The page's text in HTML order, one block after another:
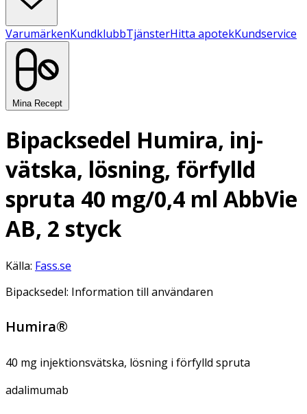
VarumärkenKundklubbTjänsterHitta apotekKundservice
Mina Recept
Bipacksedel Humira, inj-
vätska, lösning, förfylld
spruta 40 mg/0,4 ml AbbVie
AB, 2 styck
Källa: Fass.se
Bipacksedel: Information till användaren
Humira®
40 mg injektionsvätska, lösning i förfylld spruta
adalimumab